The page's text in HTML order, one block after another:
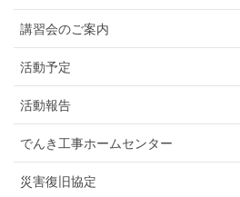
講習会のご案内
活動予定
活動報告
でんき工事ホームセンター
災害復旧協定